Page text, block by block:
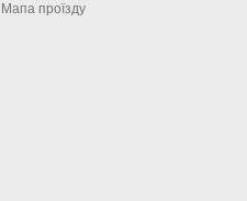
Мапа проїзду